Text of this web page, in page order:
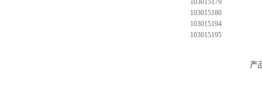
103015179
103015180
103015194
103015195
产